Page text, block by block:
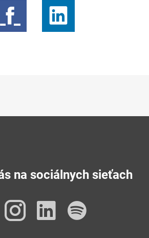
na sociálnych sieťach
Instagram
LinkedIn